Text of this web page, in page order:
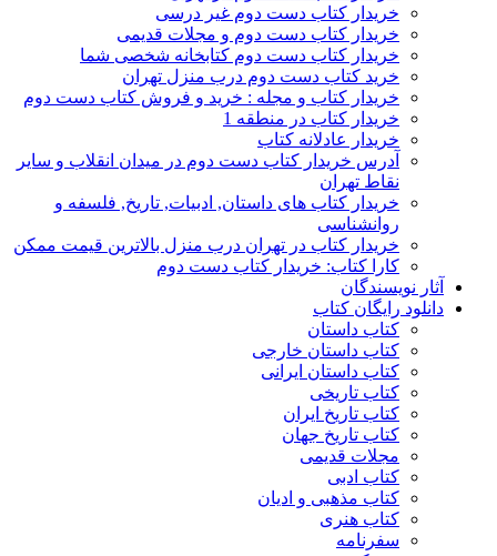
خریدار کتاب دست دوم غیر درسی
خریدار کتاب دست دوم و مجلات قدیمی
خریدار کتاب دست دوم کتابخانه شخصی شما
خرید کتاب دست دوم درب منزل تهران
خریدار کتاب و مجله : خرید و فروش کتاب دست دوم
خریدار کتاب در منطقه 1
خریدار عادلانه کتاب
آدرس خریدار کتاب دست دوم در میدان انقلاب و سایر
نقاط تهران
خریدار کتاب های داستان, ادبیات, تاریخ, فلسفه و
روانشناسی
خریدار کتاب در تهران درب منزل بالاترین قیمت ممکن
کارا کتاب: خریدار کتاب دست دوم
آثار نویسندگان
دانلود رایگان کتاب
کتاب داستان
کتاب داستان خارجی
کتاب داستان ایرانی
کتاب تاریخی
کتاب تاریخ ایران
کتاب تاریخ جهان
مجلات قدیمی
کتاب ادبی
کتاب مذهبی و ادیان
کتاب هنری
سفرنامه